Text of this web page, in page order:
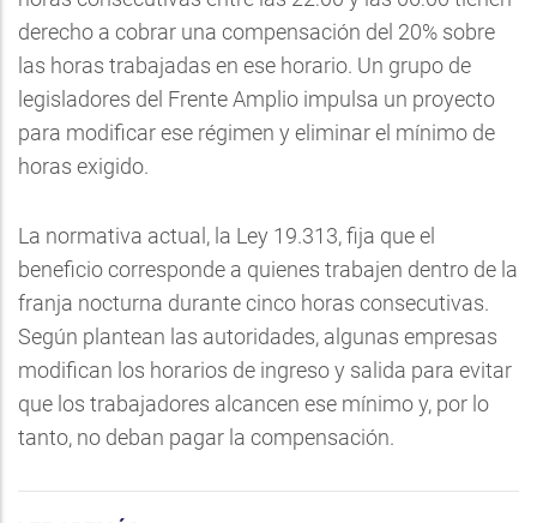
derecho a cobrar una compensación del 20% sobre
las horas trabajadas en ese horario. Un grupo de
legisladores del Frente Amplio impulsa un proyecto
para modificar ese régimen y eliminar el mínimo de
horas exigido.
La normativa actual, la Ley 19.313, fija que el
beneficio corresponde a quienes trabajen dentro de la
franja nocturna durante cinco horas consecutivas.
Según plantean las autoridades, algunas empresas
modifican los horarios de ingreso y salida para evitar
que los trabajadores alcancen ese mínimo y, por lo
tanto, no deban pagar la compensación.